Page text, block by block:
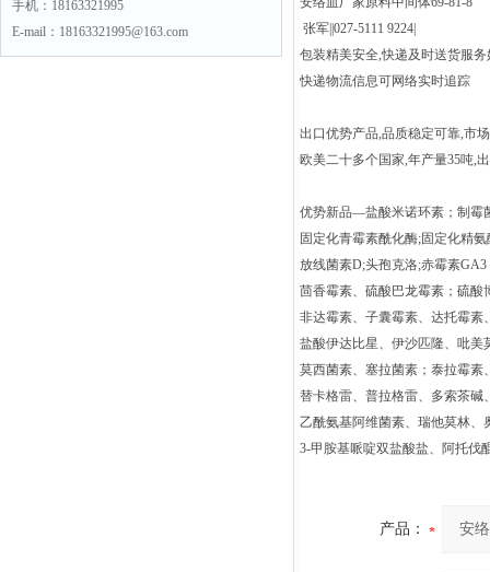
手机：18163321995
E-mail：18163321995@163.com
张军||027-5111 9224|
包装精美安全,快递及时送货服
快递物流信息可网络实时追踪
出口优势产品,品质稳定可靠,市
欧美二十多个国家,年产量35吨,
优势新品—盐酸米诺环素；制霉
固定化青霉素酰化酶;固定化精
放线菌素D;头孢克洛;赤霉素
茴香霉素、硫酸巴龙霉素；硫酸
非达霉素、子囊霉素、达托霉素
盐酸伊达比星、伊沙匹隆、吡美
莫西菌素、塞拉菌素；泰拉霉素
替卡格雷、普拉格雷、多索茶碱
乙酰氨基阿维菌素、瑞他莫林、
3-甲胺基哌啶双盐酸盐、阿托伐
产品：